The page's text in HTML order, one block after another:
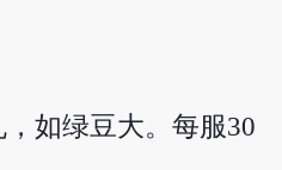
，如绿豆大。每服30